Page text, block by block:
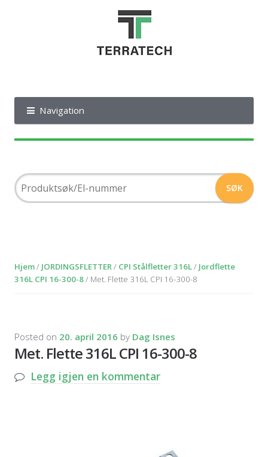
Navigation
Hjem/ JORDINGSFLETTER/ CPI Stålfletter 316L/ Jordflette
316L CPI 16-300-8/ Met. Flette 316L CPI 16-300-8
Posted on 20. april 2016 by Dag Isnes
Met. Flette 316L CPI 16-300-8
Legg igjen en kommentar